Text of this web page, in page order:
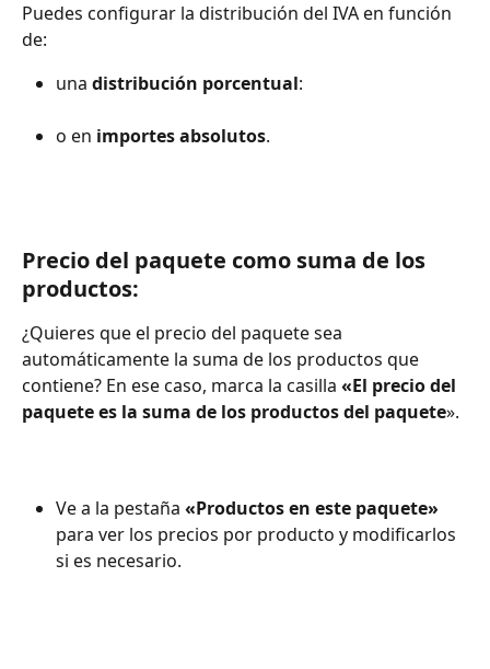
Puedes configurar la distribución del IVA en función
de:
una distribución porcentual:
o en importes absolutos.
Precio del paquete como suma de los
productos:
¿Quieres que el precio del paquete sea
automáticamente la suma de los productos que
contiene? En ese caso, marca la casilla «El precio del
paquete es la suma de los productos del paquete».
Ve a la pestaña «Productos en este paquete»
para ver los precios por producto y modificarlos
si es necesario.